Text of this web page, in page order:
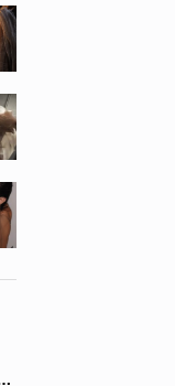
ვინ მიიღებს
- ნახეთ